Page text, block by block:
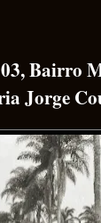
Bairro
Jorge